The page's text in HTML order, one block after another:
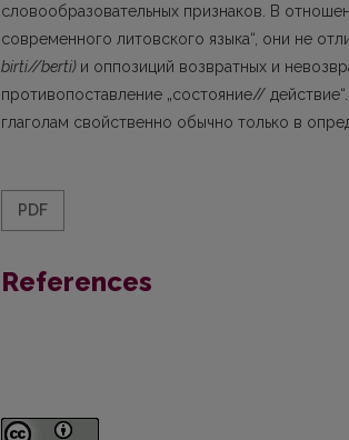
словообразовательных признаков. В
современного литовского языка“, они не
birti//berti) и оппозиций возвратных и
противопоставление „состояние//
глаголам свойственно обычно только в
PDF
References